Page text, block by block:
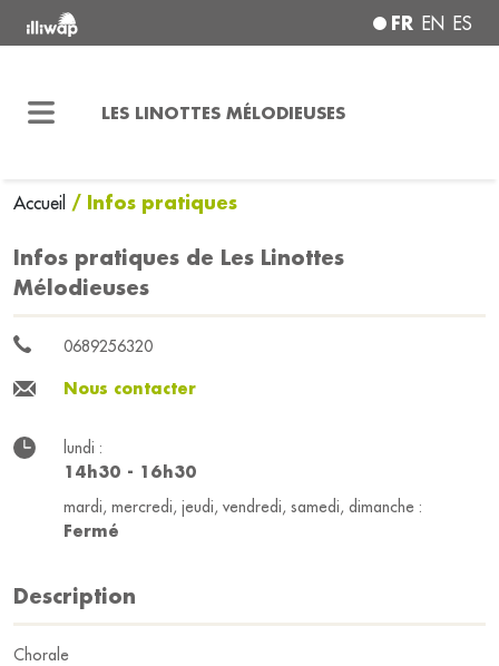
FR EN ES
LES LINOTTES MÉLODIEUSES
Accueil / Infos pratiques
Infos pratiques de Les Linottes
Mélodieuses
0689256320
Nous contacter
lundi :
14h30 - 16h30
mardi, mercredi, jeudi, vendredi, samedi, dimanche :
Fermé
Description
Chorale